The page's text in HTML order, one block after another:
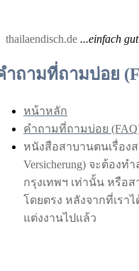
thailaendisch.de ...einfach
ำถามที่ถามบ่อย
หน้าหลัก
คำถามที่ถามบ่อย
หนังสือสาบานตนเรื่องส
Versicherung) จะต้อง
กรุงเทพฯ เท่านั้น หรือ
โดยตรง หลังจากที่เรา
แต่งงานไปแล้ว